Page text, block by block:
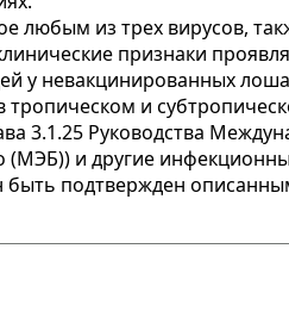
из трех вирусов,
признаки
у невакцинированных
и
3.1.25 Руководства
(МЭБ)) и другие
подтвержден